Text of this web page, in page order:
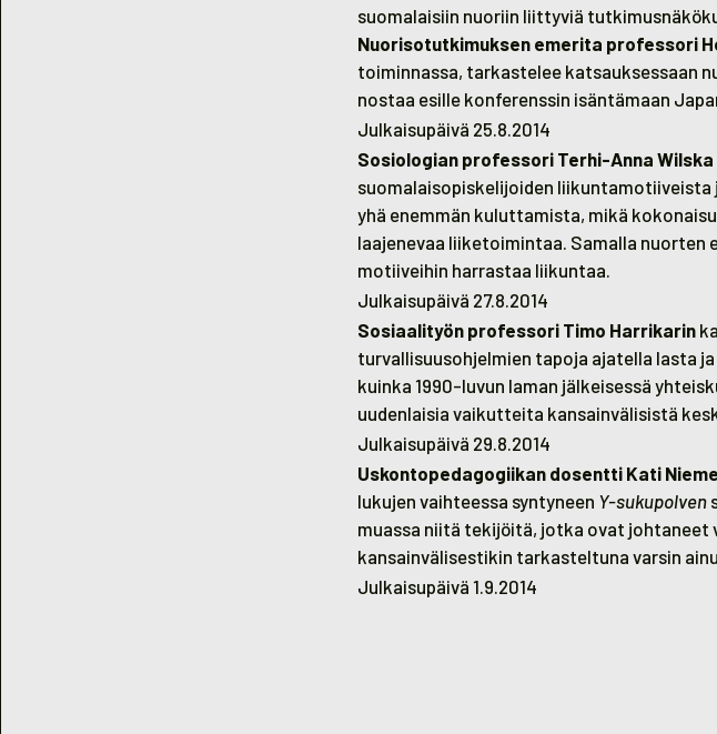
suomalaisiin nuoriin liittyviä
Nuorisotutkimuksen emerita professori
toiminnassa, tarkastelee katsauksessaan
nostaa esille konferenssin isäntämaan
Julkaisupäivä 25.8.2014
Sosiologian professori Terhi-Anna Wilska
suomalaisopiskelijoiden
yhä enemmän kuluttamista, mikä
laajenevaa liiketoimintaa. Samalla
motiiveihin harrastaa liikuntaa.
Julkaisupäivä 27.8.2014
Sosiaalityön professori Timo Harrikarin
turvallisuusohjelmien tapoja ajatella lasta
kuinka 1990-luvun laman jälkeisessä
uudenlaisia vaikutteita kansainvälisistä
Julkaisupäivä 29.8.2014
Uskontopedagogiikan dosentti Kati
lukujen vaihteessa syntyneen Y-sukupolven
muassa niitä tekijöitä, jotka ovat johtaneet
kansainvälisestikin tarkasteltuna varsin
Julkaisupäivä 1.9.2014